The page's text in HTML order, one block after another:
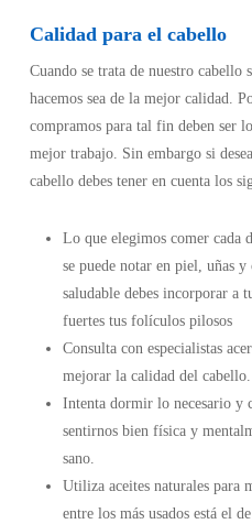
Calidad para el cabello
Cuando se trata de nuestro cabello
hacemos sea de la mejor calidad.
compramos para tal fin deben ser
mejor trabajo. Sin embargo si
cabello debes tener en cuenta los
Lo que elegimos comer cada
se puede notar en piel, uñas
saludable debes incorporar a
fuertes tus folículos pilosos
Consulta con especialistas
mejorar la calidad del cabello.
Intenta dormir lo necesario y
sentirnos bien física y
sano.
Utiliza aceites naturales para
entre los más usados está el